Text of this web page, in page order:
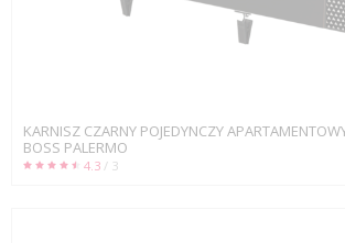
KARNISZ CZARNY POJEDYNCZY
BOSS PALERMO
4.3 / 3